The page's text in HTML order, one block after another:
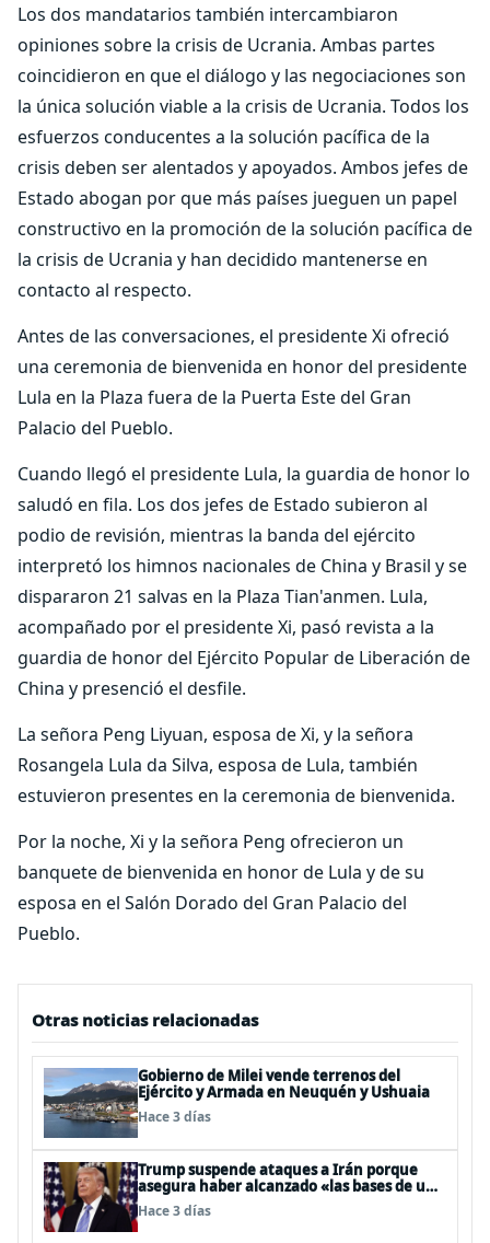
Los dos mandatarios también intercambiaron
opiniones sobre la crisis de Ucrania. Ambas partes
coincidieron en que el diálogo y las negociaciones son
la única solución viable a la crisis de Ucrania. Todos los
esfuerzos conducentes a la solución pacífica de la
crisis deben ser alentados y apoyados. Ambos jefes de
Estado abogan por que más países jueguen un papel
constructivo en la promoción de la solución pacífica de
la crisis de Ucrania y han decidido mantenerse en
contacto al respecto.
Antes de las conversaciones, el presidente Xi ofreció
una ceremonia de bienvenida en honor del presidente
Lula en la Plaza fuera de la Puerta Este del Gran
Palacio del Pueblo.
Cuando llegó el presidente Lula, la guardia de honor lo
saludó en fila. Los dos jefes de Estado subieron al
podio de revisión, mientras la banda del ejército
interpretó los himnos nacionales de China y Brasil y se
dispararon 21 salvas en la Plaza Tian'anmen. Lula,
acompañado por el presidente Xi, pasó revista a la
guardia de honor del Ejército Popular de Liberación de
China y presenció el desfile.
La señora Peng Liyuan, esposa de Xi, y la señora
Rosangela Lula da Silva, esposa de Lula, también
estuvieron presentes en la ceremonia de bienvenida.
Por la noche, Xi y la señora Peng ofrecieron un
banquete de bienvenida en honor de Lula y de su
esposa en el Salón Dorado del Gran Palacio del
Pueblo.
Otras noticias relacionadas
Gobierno de Milei vende terrenos del
Ejército y Armada en Neuquén y Ushuaia
Hace 3 días
Trump suspende ataques a Irán porque
asegura haber alcanzado «las bases de un
acuerdo»
Hace 3 días